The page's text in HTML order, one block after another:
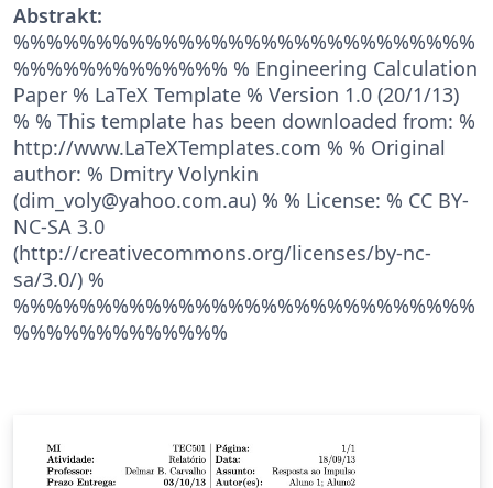
Abstrakt:
%%%%%%%%%%%%%%%%%%%%%%%%%%%%
%%%%%%%%%%%%% % Engineering Calculation
Paper % LaTeX Template % Version 1.0 (20/1/13)
% % This template has been downloaded from: %
http://www.LaTeXTemplates.com % % Original
author: % Dmitry Volynkin
(dim_voly@yahoo.com.au) % % License: % CC BY-
NC-SA 3.0
(http://creativecommons.org/licenses/by-nc-
sa/3.0/) %
%%%%%%%%%%%%%%%%%%%%%%%%%%%%
%%%%%%%%%%%%%